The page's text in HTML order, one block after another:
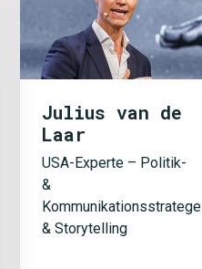
Julius van de
Laar
USA-Experte – Politik-
&
Kommunikationsstratege
& Storytelling